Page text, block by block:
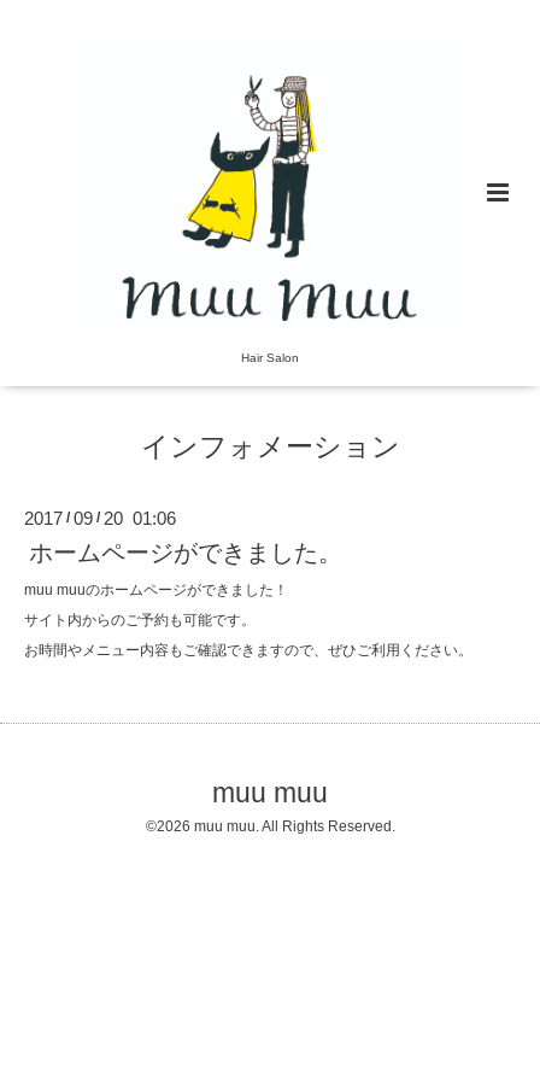
Hair Salon
インフォメーション
2017 /09 / 20 01:06
ホームページができました。
muu muuのホームページができました！
サイト内からのご予約も可能です。
お時間やメニュー内容もご確認できますので、ぜひご利用ください。
muu muu
©2026 muu muu. All Rights Reserved.